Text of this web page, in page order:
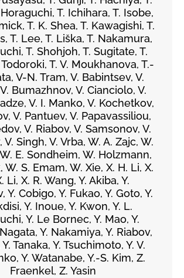
T. Ichihara, T. Isobe,
T. K. Shea, T. Kawagishi, T.
T. Lee, T. Liška, T. Nakamura,
T. Shohjoh, T. Sugitate, T.
Todoroki, T. V. Moukhanova, T.-
V-N. Tram, V. Babintsev, V.
Bumazhnov, V. Cianciolo, V.
V. I. Manko, V. Kochetkov,
V. Pantuev, V. Papavassiliou,
V. Riabov, V. Samsonov, V.
Singh, V. Vrba, W. A. Zajc, W.
E. Sondheim, W. Holzmann,
W. S. Emam, W. Xie, X. H. Li, X.
Li, X. R. Wang, Y. Akiba, Y.
Y. Cobigo, Y. Fukao, Y. Goto, Y.
Y. Inoue, Y. Kwon, Y. L.
Y. Le Bornec, Y. Mao, Y.
Y. Nakamiya, Y. Riabov,
Y. Tanaka, Y. Tsuchimoto, Y. V.
Y. Watanabe, Y.-S. Kim, Z.
Fraenkel, Z. Yasin